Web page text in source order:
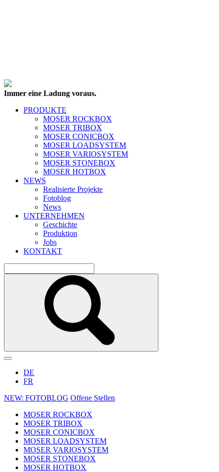
Immer eine Ladung voraus.
PRODUKTE
MOSER ROCKBOX
MOSER TRIBOX
MOSER CONICBOX
MOSER LOADSYSTEM
MOSER VARIOSYSTEM
MOSER STONEBOX
MOSER HOTBOX
NEWS
Realisierte Projekte
Fotoblog
News
UNTERNEHMEN
Geschichte
Produktion
Jobs
KONTAKT
DE
FR
NEW: FOTOBLOG Offene Stellen
MOSER ROCKBOX
MOSER TRIBOX
MOSER CONICBOX
MOSER LOADSYSTEM
MOSER VARIOSYSTEM
MOSER STONEBOX
MOSER HOTBOX